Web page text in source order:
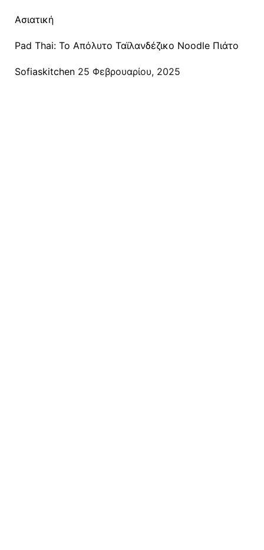
Ασιατική
Pad Thai: Το Απόλυτο Ταϊλανδέζικο Noodle Πιάτο
Posted
Sofiaskitchen 25 Φεβρουαρίου, 2025